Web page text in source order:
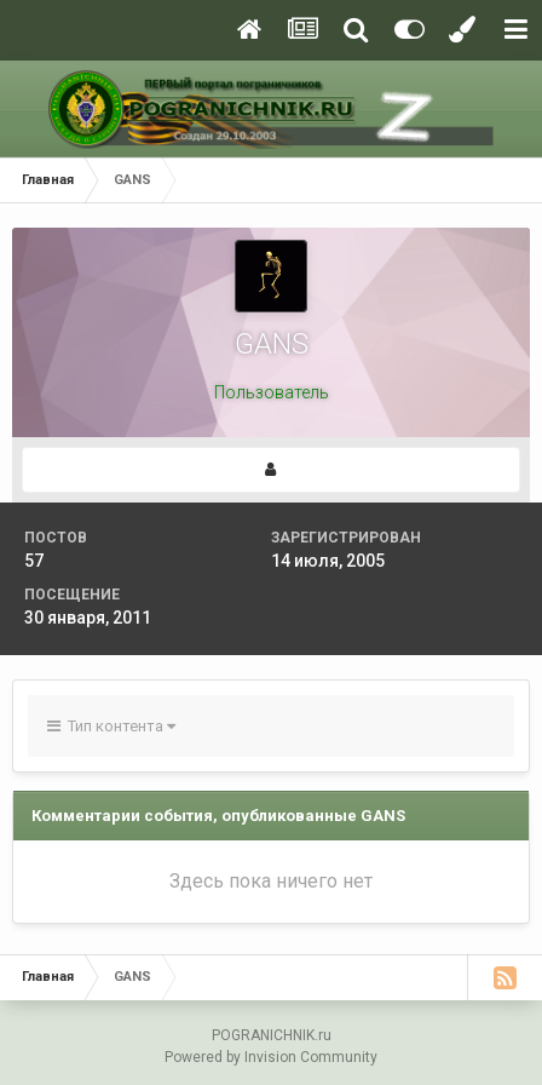
Главная GANS
GANS
Пользователь
ПОСТОВ
57
ЗАРЕГИСТРИРОВАН
14 июля, 2005
ПОСЕЩЕНИЕ
30 января, 2011
Тип контента
Комментарии события, опубликованные GANS
Здесь пока ничего нет
Главная GANS
POGRANICHNIK.ru
Powered by Invision Community